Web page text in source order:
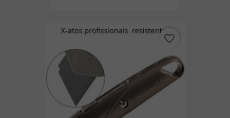
favorite_border